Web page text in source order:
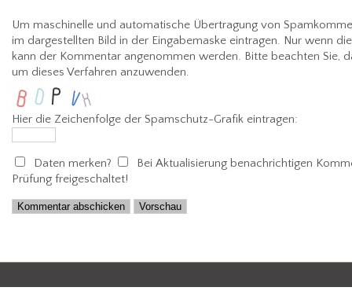
Um maschinelle und automatische Übertragung von
im dargestellten Bild in der Eingabemaske eintragen. Nur wenn
kann der Kommentar angenommen werden. Bitte beachten Sie,
um dieses Verfahren anzuwenden.
Hier die Zeichenfolge der Spamschutz-Grafik eintragen:
Daten merken? Bei Aktualisierung benachrichtigen
Prüfung freigeschaltet!